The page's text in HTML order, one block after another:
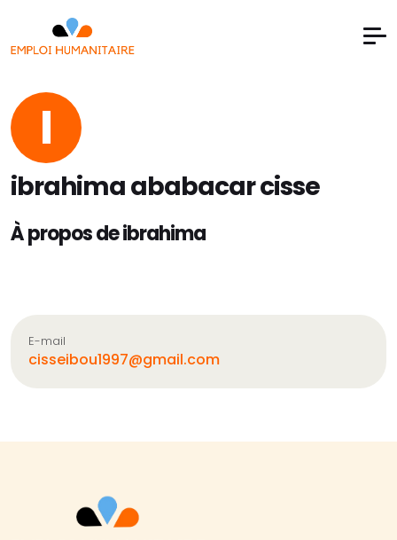
I
ibrahima ababacar cisse
À propos de ibrahima
E-mail
cisseibou1997@gmail.com